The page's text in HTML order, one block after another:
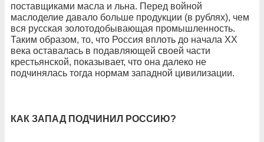
поставщиками масла и льна. Перед войной
маслоделие давало больше продукции (в рублях), чем
вся русская золотодобывающая промышленность.
Таким образом, то, что Россия вплоть до начала ХХ
века оставалась в подавляющей своей части
крестьянской, показывает, что она далеко не
подчинялась тогда нормам западной цивилизации.
КАК ЗАПАД ПОДЧИНИЛ РОССИЮ?